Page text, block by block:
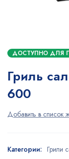
ДОСТУПНО ДЛЯ
Гриль
600
Категории: Грили